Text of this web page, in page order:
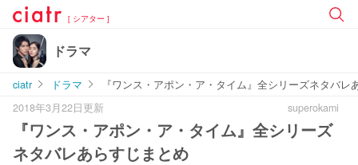
[ シアター ]
ドラマ
ciatr ドラマ
『ワンス・アポン・ア・タイム』全シリーズネタバレ
2018年3月22日更新
superokami
『ワンス・アポン・ア・タイム』全シリーズ
ネタバレあらすじまとめ